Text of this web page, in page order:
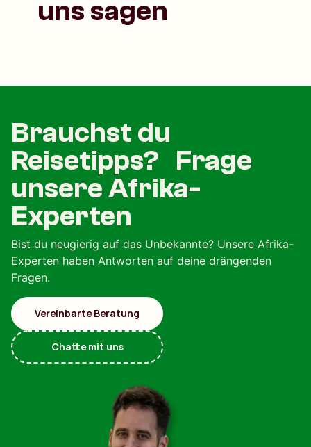
uns sagen
Brauchst du
Reisetipps? Frage
unsere Afrika-
Experten
Bist du neugierig auf das Unbekannte? Unsere Afrika-
Experten haben Antworten auf deine drängenden
Fragen.
Vereinbarte Beratung
Chatte mit uns